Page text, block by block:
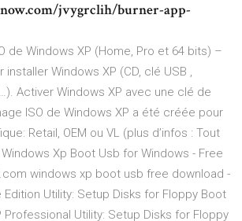
jvygrclih/burner-app-
de Windows XP (Home, Pro et 64 bits) –
installer Windows XP (CD, clé USB ,
Activer Windows XP avec une clé de
ISO de Windows XP a été créée pour
Retail, OEM ou VL (plus d’infos : Tout
Xp Boot Usb for Windows - Free
windows xp boot usb free download -
Edition Utility: Setup Disks for Floppy Boot
Professional Utility: Setup Disks for Floppy